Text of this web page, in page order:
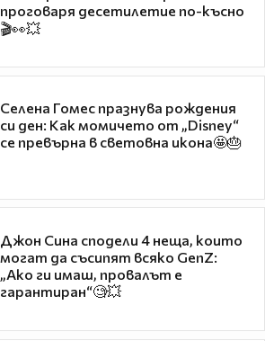
проговаря десетилетие по-късно
🎬👀💥
Селена Гомес празнува рождения
си ден: Как момичето от „Disney“
се превърна в световна икона🤩🎂
Джон Сина сподели 4 неща, които
могат да съсипят всяко GenZ:
„Ако ги имаш, провалът е
гарантиран“🧐💥